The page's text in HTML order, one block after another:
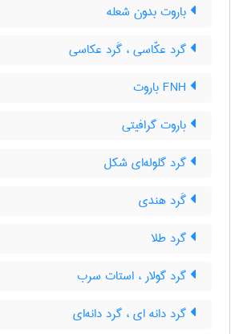
باروت بدون شعله
گرد عکّاسی ، گَرد عکاسی
باروت گرافیتی
گرد گلوله‌ای شکل
گَرد هندی
گرد طلا
گرد گولار ، استات سرب
گرد دانه ای ، گرد دانه‌ای